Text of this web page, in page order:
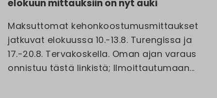
elokuun mittauksiin on nyt auki
Maksuttomat kehonkoostumusmittaukset
jatkuvat elokuussa 10.-13.8. Turengissa ja
17.-20.8. Tervakoskella. Oman ajan varaus
onnistuu tästä linkistä; Ilmoittautumaan...